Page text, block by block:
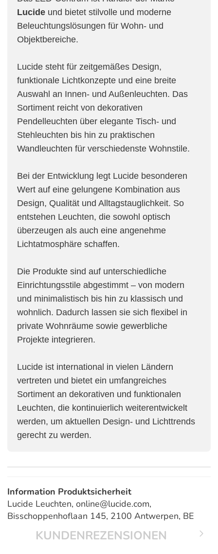
Lucide und bietet stilvolle und moderne
Beleuchtungslösungen für Wohn- und
Objektbereiche.
Lucide steht für zeitgemäßes Design,
funktionale Lichtkonzepte und eine breite
Auswahl an Innen- und Außenleuchten. Das
Sortiment reicht von dekorativen
Pendelleuchten über elegante Tisch- und
Stehleuchten bis hin zu praktischen
Wandleuchten für verschiedenste Wohnstile.
Bei der Entwicklung legt Lucide besonderen
Wert auf eine gelungene Kombination aus
Design, Qualität und Alltagstauglichkeit. So
entstehen Leuchten, die sowohl optisch
überzeugen als auch eine angenehme
Lichtatmosphäre schaffen.
Die Produkte sind auf unterschiedliche
Einrichtungsstile abgestimmt – von modern
und minimalistisch bis hin zu klassisch und
wohnlich. Dadurch lassen sie sich flexibel in
private Wohnräume sowie gewerbliche
Projekte integrieren.
Lucide ist international in vielen Ländern
vertreten und bietet ein umfangreiches
Sortiment an dekorativen und funktionalen
Leuchten, die kontinuierlich weiterentwickelt
werden, um aktuellen Design- und Lichttrends
gerecht zu werden.
Information Produktsicherheit
Lucide Leuchten, online@lucide.com,
Bisschoppenhoflaan 145, 2100 Antwerpen, BE
KUNDENREZENSIONEN